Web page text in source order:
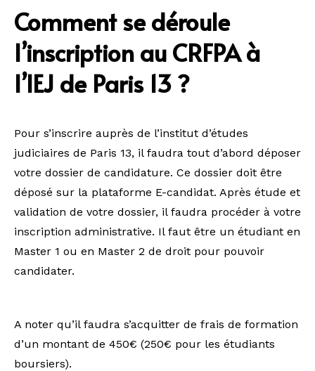
Comment se déroule
l’inscription au CRFPA à
l’IEJ de Paris 13 ?
Pour s’inscrire auprès de l’institut d’études
judiciaires de Paris 13, il faudra tout d’abord déposer
votre dossier de candidature. Ce dossier doit être
déposé sur la plataforme E-candidat. Après étude et
validation de votre dossier, il faudra procéder à votre
inscription administrative. Il faut être un étudiant en
Master 1 ou en Master 2 de droit pour pouvoir
candidater.
A noter qu’il faudra s’acquitter de frais de formation
d’un montant de 450€ (250€ pour les étudiants
boursiers).